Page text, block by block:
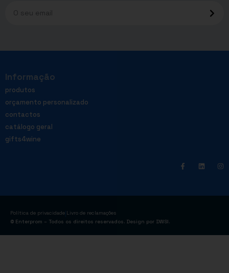
Informação
produtos
orçamento personalizado
contactos
catálogo geral
gifts4wine
Política de privacidade Livro de reclamações
© Enterprom – Todos os direitos reservados. Design por DWSI.